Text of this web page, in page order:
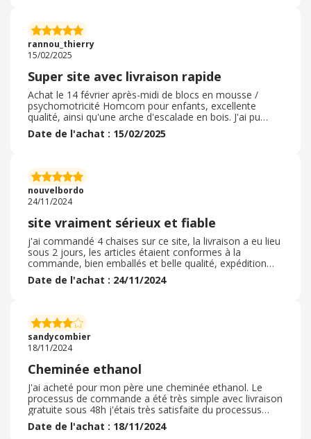
de le mettre au sèche-linge. Livraison la livraison est très
rapide et le montage est facile il faut juste être à deux
personnes
rannou_thierry
15/02/2025
Super site avec livraison rapide
Achat le 14 février après-midi de blocs en mousse /
psychomotricité Homcom pour enfants, excellente
qualité, ainsi qu'une arche d'escalade en bois. J'ai pu
bénéficier d'un code promo en prime, ce qui fait que le
site était le plus intéressant par rapport aux autres.
15 février ( je ne m'attendais pas à une livraison si
rapide, annoncée 48h plus tard! ) . Emballage soigné. Je
recommande vraiment!
Date de l'achat : 15/02/2025
nouvelbordo
24/11/2024
site vraiment sérieux et fiable
j'ai commandé 4 chaises sur ce site, la livraison a eu lieu
sous 2 jours, les articles étaient conformes à la
commande, bien emballés et belle qualité, expédition
depuis un entrepôt en France, service client réactif et
très courtois, franchement pour une première
d'ameublement en passant par la décoration et bien
d'autres choses encore, il y a régulièrement des promos
et également des codes de réductions à ajouter à votre
panier pour bénéficier d'un prix encore plus avantageux
Date de l'achat : 24/11/2024
sandycombier
18/11/2024
Cheminée ethanol
J'ai acheté pour mon père une cheminée ethanol. Le
processus de commande a été très simple avec livraison
gratuite sous 48h j'étais très satisfaite du processus
d'achat. La cheminée était parfaitement emballée et le
montage extrêmement simple et accessible à n'importe
Date de l'achat : 18/11/2024